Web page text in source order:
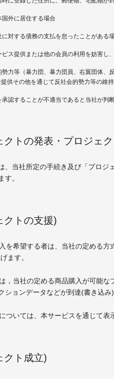
外に居住する場合
対する債務の支払を怠ったことがある
ス提供または他の会員の利用を妨害し
力等（暴力団、暴力団員、右翼団体、
供その他を通じて反社会的勢力等の維
認することが不適当であると当社が判
クトの発表・プロジェ
、当社所定の手続き及び「プロ
す。
クトの支援)
を希望する者は、当社の定める
ます。
，当社の定める商品購入が可能
ションデータなどが到達(書き込
ついては、本サービスを通じて表
クト成立)